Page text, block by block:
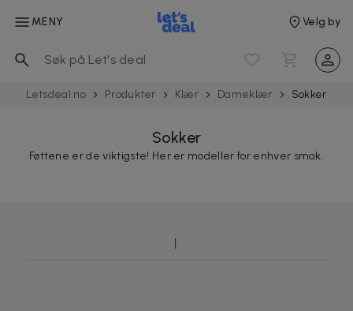
MENY Velg by
Letsdeal.no Produkter Klær Dameklær Sokker
Sokker
Føttene er de viktigste! Her er modeller for enhver smak.